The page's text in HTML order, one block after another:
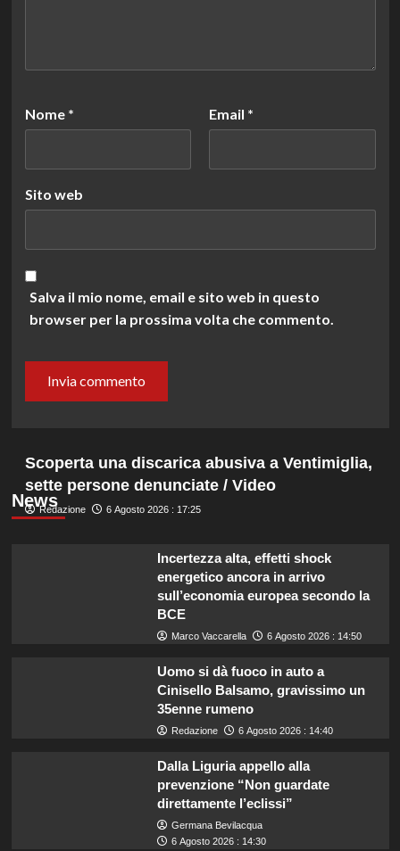
Nome * Email *
Sito web
Salva il mio nome, email e sito web in questo
browser per la prossima volta che commento.
News
Scoperta una discarica abusiva a Ventimiglia,
sette persone denunciate / Video
Redazione 6 Agosto 2026 : 17:25
Incertezza alta, effetti shock
energetico ancora in arrivo
sull’economia europea secondo la
BCE
Marco Vaccarella 6 Agosto 2026 : 14:50
Uomo si dà fuoco in auto a
Cinisello Balsamo, gravissimo un
35enne rumeno
Redazione 6 Agosto 2026 : 14:40
Dalla Liguria appello alla
prevenzione “Non guardate
direttamente l’eclissi”
Germana Bevilacqua
6 Agosto 2026 : 14:30